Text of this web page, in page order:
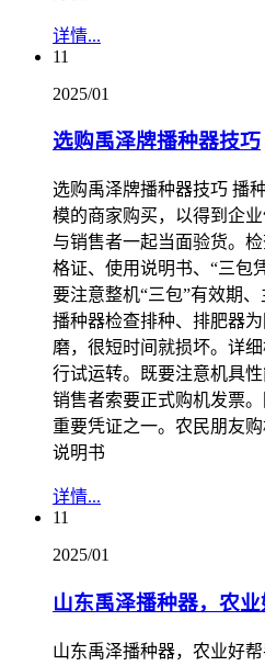
详情...
11
2025/01
选购禹泽牌播种器技巧
选购禹泽牌播种器技巧 播
模的商家购买，以得到企
与销售者一起当面验货。
格证、使用说明书、“三包
要注意整机“三包”有效期、
播种器检查排种、排肥器
磨，很短时间就损坏。详
行试运转。既要注意机具
销售者索要正式购机发票
重要凭证之一。农民朋友
说明书
详情...
11
2025/01
山东禹泽播种器，农
山东禹泽播种器，农业好